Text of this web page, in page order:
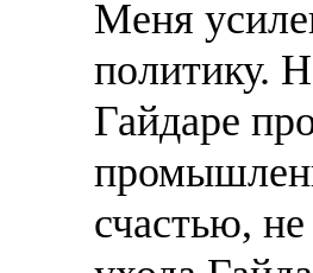
Меня
политику.
Гайдаре
счастью, не